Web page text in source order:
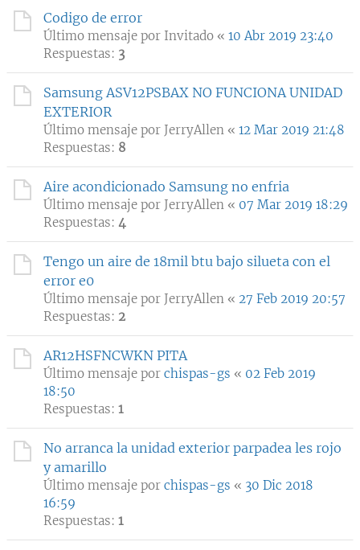
Codigo de error
Último mensaje por Invitado « 10 Abr 2019 23:40
Respuestas: 3
Samsung ASV12PSBAX NO FUNCIONA UNIDAD
EXTERIOR
Último mensaje por JerryAllen « 12 Mar 2019 21:48
Respuestas: 8
Aire acondicionado Samsung no enfria
Último mensaje por JerryAllen « 07 Mar 2019 18:29
Respuestas: 4
Tengo un aire de 18mil btu bajo silueta con el
error e0
Último mensaje por JerryAllen « 27 Feb 2019 20:57
Respuestas: 2
AR12HSFNCWKN PITA
Último mensaje por chispas-gs « 02 Feb 2019
18:50
Respuestas: 1
No arranca la unidad exterior parpadea les rojo
y amarillo
Último mensaje por chispas-gs « 30 Dic 2018
16:59
Respuestas: 1